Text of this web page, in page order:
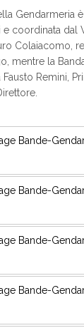
Gendarmeria
e coordinata dal
Colaiacomo,
mentre la
Fausto Remini,